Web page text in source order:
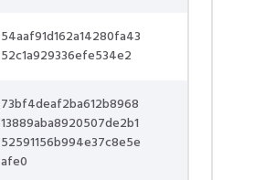
54aaf91d162a14280fa43
52c1a929336efe534e2
73bf4deaf2ba612b8968
13889aba8920507de2b1
52591156b994e37c8e5e
afe0